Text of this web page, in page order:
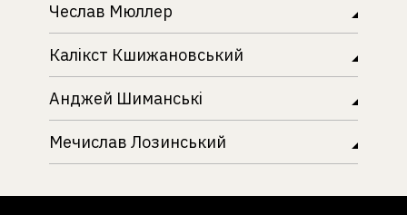
Чеслав Мюллер
Калікст Кшижановський
Анджей Шиманські
Мечислав Лозинський